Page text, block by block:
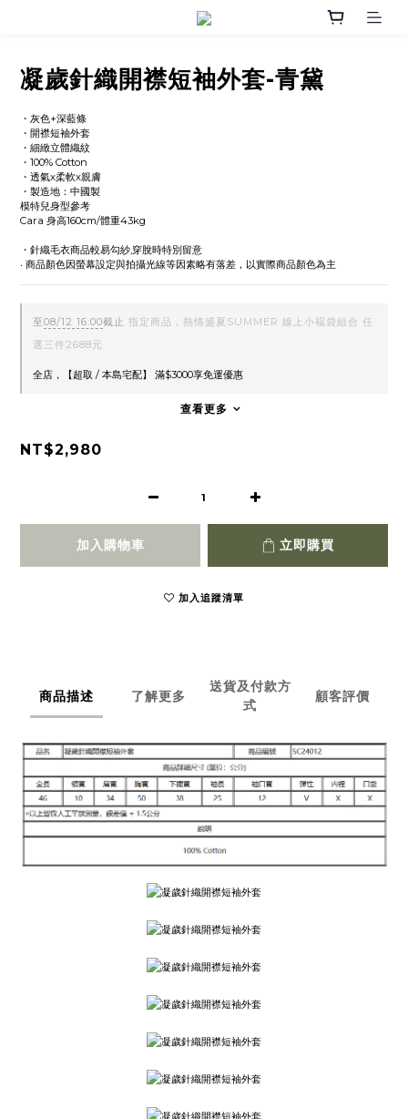
凝歲針織開襟短袖外套-青黛
・灰色+深藍條
・開襟短袖外套
・細緻立體織紋
・100% Cotton
・透氣x柔軟x親膚
・製造地：中國製
模特兒身型參考
Cara 身高160cm/體重43kg
・針織毛衣商品較易勾紗,穿脫時特別留意
‧ 商品顏色因螢幕設定與拍攝光線等因素略有落差，以實際商品顏色為主
至08/12 16:00截止 指定商品，熱情盛夏SUMMER 線上小褔袋組合 任
選三件2688元
全店，【超取 / 本島宅配】 滿$3000享免運優惠
查看更多
NT$2,980
加入購物車 立即購買
加入追蹤清單
商品描述 了解更多
送貨及付款方
式
顧客評價